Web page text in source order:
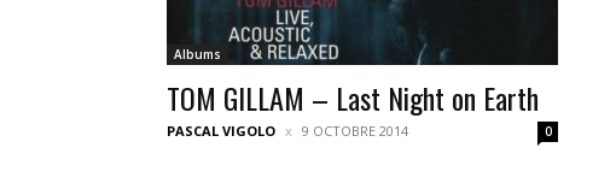
Albums
TOM GILLAM – Last Night on Earth
PASCAL VIGOLO 9 OCTOBRE 2014 0